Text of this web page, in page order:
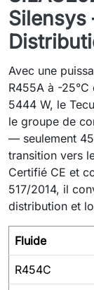
Avec une
R455A à -
5444 W, le
le groupe de
— seulement
transition vers
Certifié CE et
517/2014, il
distribution et
Fluide
R454C